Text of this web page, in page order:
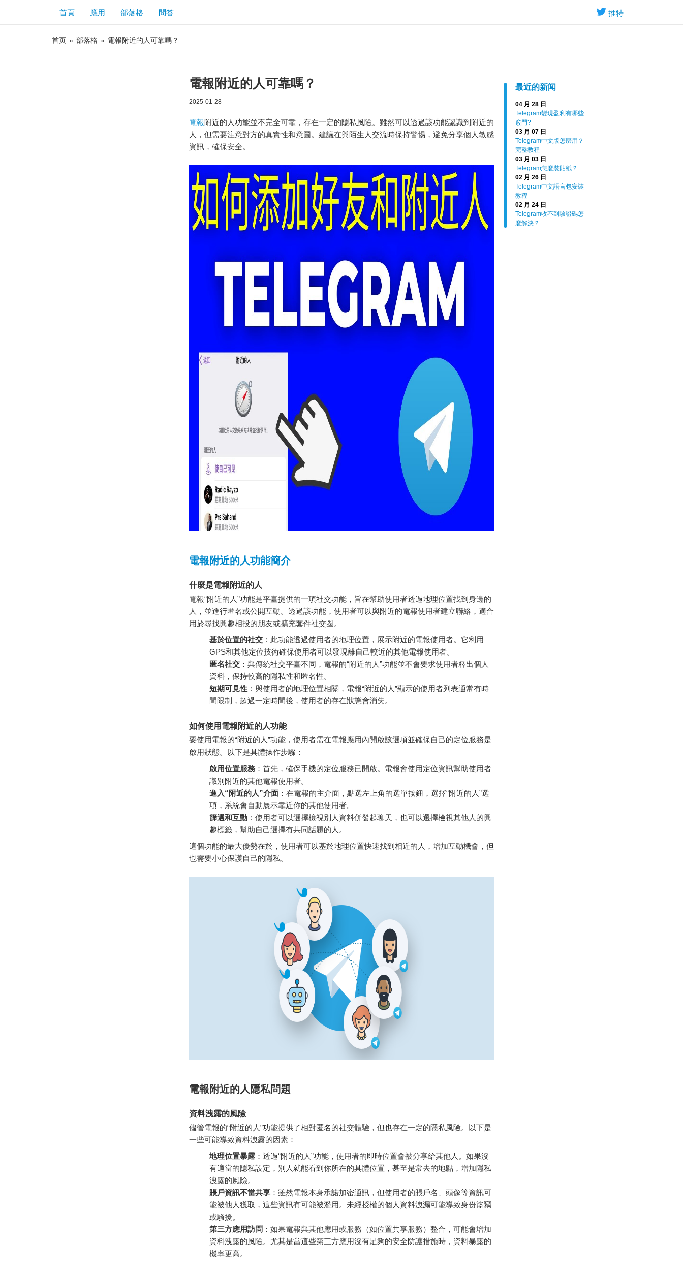
推特
首頁 應用 部落格 問答
首页 » 部落格 » 電報附近的人可靠嗎？
最近的新闻
04 月 28 日
Telegram變現盈利有哪些
竅門?
03 月 07 日
Telegram中文版怎麼用？
完整教程
03 月 03 日
Telegram怎麼裝貼紙？
02 月 26 日
Telegram中文語言包安裝
教程
02 月 24 日
Telegram收不到驗證碼怎
麼解決？
電報附近的人可靠嗎？
2025-01-28
電報附近的人功能並不完全可靠，存在一定的隱私風險。雖然可以透過該功能認識到附近的
人，但需要注意對方的真實性和意圖。建議在與陌生人交流時保持警惕，避免分享個人敏感
資訊，確保安全。
電報附近的人功能簡介
什麼是電報附近的人
電報“附近的人”功能是平臺提供的一項社交功能，旨在幫助使用者透過地理位置找到身邊的
人，並進行匿名或公開互動。透過該功能，使用者可以與附近的電報使用者建立聯絡，適合
用於尋找興趣相投的朋友或擴充套件社交圈。
基於位置的社交 ：此功能透過使用者的地理位置，展示附近的電報使用者。它利用
GPS和其他定位技術確保使用者可以發現離自己較近的其他電報使用者。
匿名社交 ：與傳統社交平臺不同，電報的“附近的人”功能並不會要求使用者釋出個人
資料，保持較高的隱私性和匿名性。
短期可見性 ：與使用者的地理位置相關，電報“附近的人”顯示的使用者列表通常有時
間限制，超過一定時間後，使用者的存在狀態會消失。
如何使用電報附近的人功能
要使用電報的“附近的人”功能，使用者需在電報應用內開啟該選項並確保自己的定位服務是
啟用狀態。以下是具體操作步驟：
啟用位置服務 ：首先，確保手機的定位服務已開啟。電報會使用定位資訊幫助使用者
識別附近的其他電報使用者。
進入“附近的人”介面 ：在電報的主介面，點選左上角的選單按鈕，選擇“附近的人”選
項，系統會自動展示靠近你的其他使用者。
篩選和互動 ：使用者可以選擇檢視別人資料併發起聊天，也可以選擇檢視其他人的興
趣標籤，幫助自己選擇有共同話題的人。
這個功能的最大優勢在於，使用者可以基於地理位置快速找到相近的人，增加互動機會，但
也需要小心保護自己的隱私。
電報附近的人隱私問題
資料洩露的風險
儘管電報的“附近的人”功能提供了相對匿名的社交體驗，但也存在一定的隱私風險。以下是
一些可能導致資料洩露的因素：
地理位置暴露 ：透過“附近的人”功能，使用者的即時位置會被分享給其他人。如果沒
有適當的隱私設定，別人就能看到你所在的具體位置，甚至是常去的地點，增加隱私
洩露的風險。
賬戶資訊不當共享 ：雖然電報本身承諾加密通訊，但使用者的賬戶名、頭像等資訊可
能被他人獲取，這些資訊有可能被濫用。未經授權的個人資料洩漏可能導致身份盜竊
或騷擾。
第三方應用訪問 ：如果電報與其他應用或服務（如位置共享服務）整合，可能會增加
資料洩露的風險。尤其是當這些第三方應用沒有足夠的安全防護措施時，資料暴露的
機率更高。